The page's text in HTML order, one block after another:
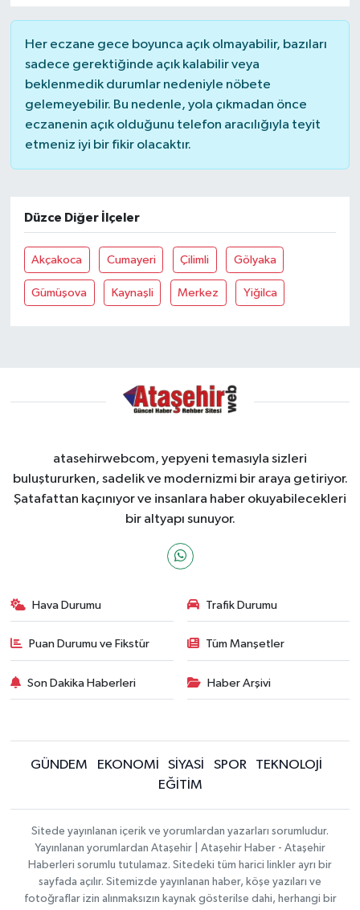
Her eczane gece boyunca açık olmayabilir, bazıları
sadece gerektiğinde açık kalabilir veya
beklenmedik durumlar nedeniyle nöbete
gelemeyebilir. Bu nedenle, yola çıkmadan önce
eczanenin açık olduğunu telefon aracılığıyla teyit
etmeniz iyi bir fikir olacaktır.
Düzce Diğer İlçeler
Akçakoca Cumayeri Çilimli Gölyaka
Gümüşova Kaynaşli Merkez Yiğilca
atasehirwebcom, yepyeni temasıyla sizleri
buluştururken, sadelik ve modernizmi bir araya getiriyor.
Şatafattan kaçınıyor ve insanlara haber okuyabilecekleri
bir altyapı sunuyor.
Hava Durumu Trafik Durumu
Puan Durumu ve Fikstür Tüm Manşetler
Son Dakika Haberleri Haber Arşivi
GÜNDEM EKONOMİ SİYASİ SPOR
TEKNOLOJİ
EĞİTİM
Sitede yayınlanan içerik ve yorumlardan yazarları sorumludur.
Yayınlanan yorumlardan Ataşehir | Ataşehir Haber - Ataşehir
Haberleri sorumlu tutulamaz. Sitedeki tüm harici linkler ayrı bir
sayfada açılır. Sitemizde yayınlanan haber, köşe yazıları ve
fotoğraflar izin alınmaksızın kaynak gösterilse dahi, herhangi bir